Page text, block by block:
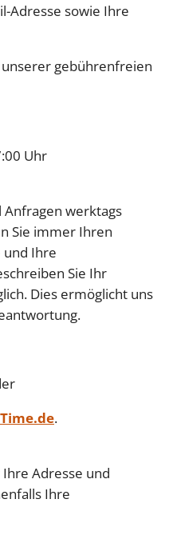
Adresse sowie Ihre
gebührenfreien
Uhr
werktags
Sie immer Ihren
und Ihre
Sie Ihr
Dies ermöglicht uns
.
Adresse und
Ihre